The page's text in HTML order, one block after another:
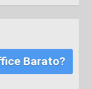
Barato?